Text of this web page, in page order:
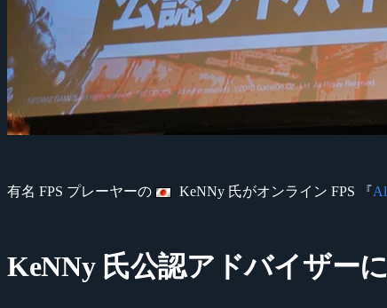
有名 FPS プレーヤーの KeNNy 氏がオンライン FPS 『
KeNNy 氏公認アドバイザー